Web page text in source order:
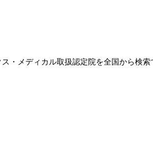
・メディカル取扱認定院を全国から検索